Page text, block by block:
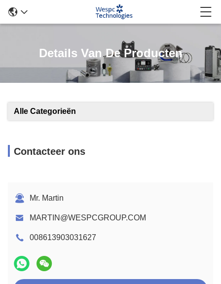
Details Van De Producten
Alle Categorieën
Contacteer ons
Mr. Martin
MARTIN@WESPCGROUP.COM
008613903031627